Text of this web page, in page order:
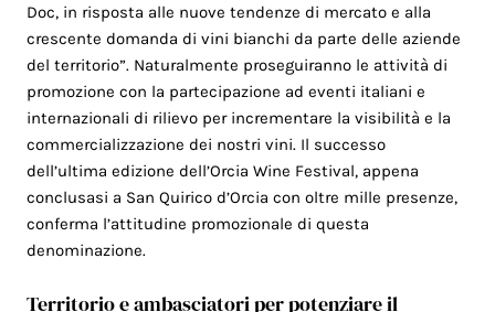
Doc, in risposta alle nuove tendenze di mercato e alla
crescente domanda di vini bianchi da parte delle aziende
del territorio”. Naturalmente proseguiranno le attività di
promozione con la partecipazione ad eventi italiani e
internazionali di rilievo per incrementare la visibilità e la
commercializzazione dei nostri vini. Il successo
dell’ultima edizione dell’Orcia Wine Festival, appena
conclusasi a San Quirico d’Orcia con oltre mille presenze,
conferma l’attitudine promozionale di questa
denominazione.
Territorio e ambasciatori per potenziare il